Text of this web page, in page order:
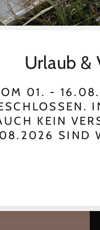
GRASS LITLG
Urlaub &
01. -
KEIN
SIND